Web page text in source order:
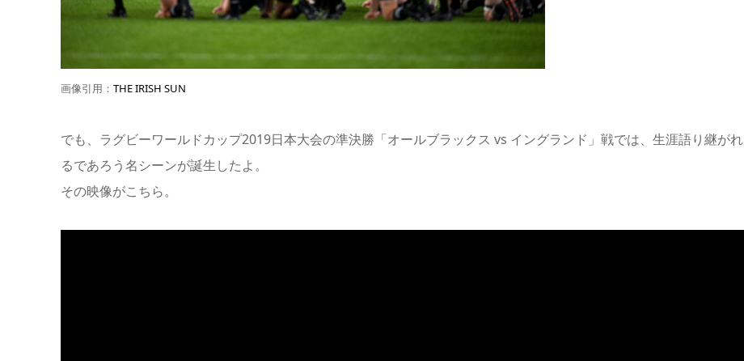
画像引用： THE IRISH SUN
でも、ラグビーワールドカップ2019日本大会の準決勝「オールブラックス vs イングランド」戦では、生涯語り継がれ
るであろう名シーンが誕生したよ。
その映像がこちら。